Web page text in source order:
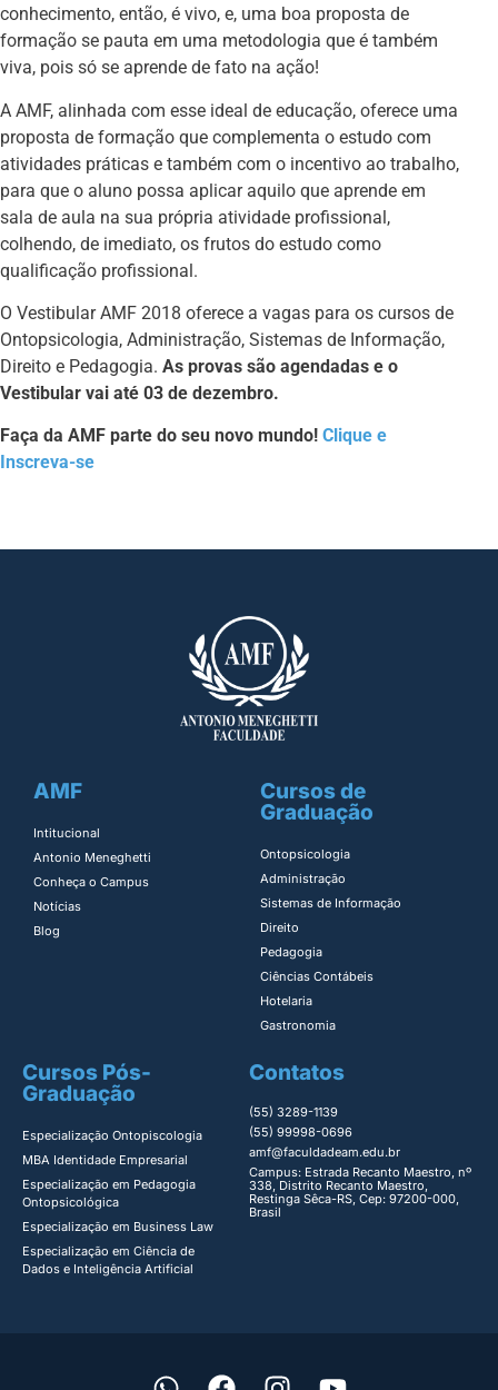
conhecimento, então, é vivo, e, uma boa proposta de
formação se pauta em uma metodologia que é também
viva, pois só se aprende de fato na ação!
A AMF, alinhada com esse ideal de educação, oferece uma
proposta de formação que complementa o estudo com
atividades práticas e também com o incentivo ao trabalho,
para que o aluno possa aplicar aquilo que aprende em
sala de aula na sua própria atividade profissional,
colhendo, de imediato, os frutos do estudo como
qualificação profissional.
O Vestibular AMF 2018 oferece a vagas para os cursos de
Ontopsicologia, Administração, Sistemas de Informação,
Direito e Pedagogia. As provas são agendadas e o
Vestibular vai até 03 de dezembro.
Faça da AMF parte do seu novo mundo! Clique e
Inscreva-se
AMF
Intitucional
Antonio Meneghetti
Conheça o Campus
Notícias
Blog
Cursos de
Graduação
Ontopsicologia ​
Administração​
Sistemas de Informação​
Direito​
Pedagogia
Ciências Contábeis
Hotelaria
Gastronomia
Cursos Pós-
Graduação
Especialização Ontopiscologia ​
MBA Identidade Empresarial​
Especialização em Pedagogia
Ontopsicológica​
Especialização em Business Law
Especialização em Ciência de
Dados e Inteligência Artificial
Contatos
(55) 3289-1139
(55) 99998-0696
amf@faculdadeam.edu.br
Campus: Estrada Recanto Maestro, nº
338, Distrito Recanto Maestro,
Restinga Sêca-RS, Cep: 97200-000,
Brasil